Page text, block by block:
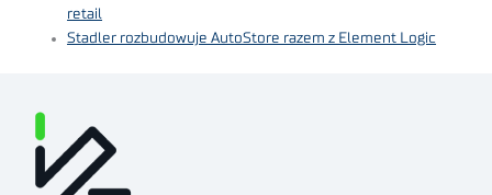
retail
Stadler rozbudowuje AutoStore razem z Element Logic